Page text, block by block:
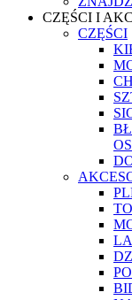
CZĘŚCI I
CZĘŚCI